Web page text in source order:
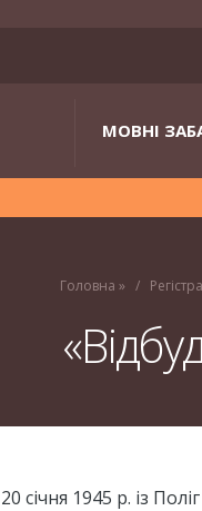
МОВНІ
Головна »
20 січня 1945 р. із